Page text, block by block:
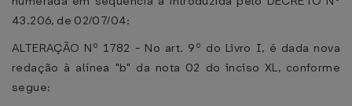
43.206, de 02/07/04:
ALTERAÇÃO Nº 1782 - No art. 9º do Livro I, é dada nova
redação à alínea "b" da nota 02 do inciso XL, conforme
segue: